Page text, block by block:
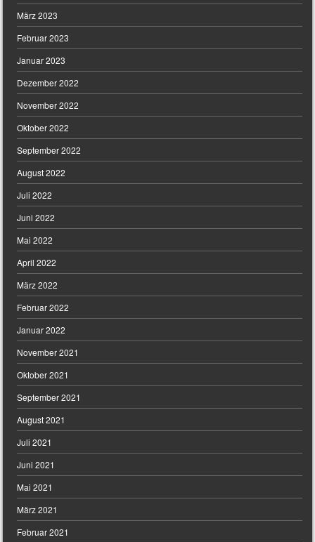
März 2023
Februar 2023
Januar 2023
Dezember 2022
November 2022
Oktober 2022
September 2022
August 2022
Juli 2022
Juni 2022
Mai 2022
April 2022
März 2022
Februar 2022
Januar 2022
November 2021
Oktober 2021
September 2021
August 2021
Juli 2021
Juni 2021
Mai 2021
März 2021
Februar 2021